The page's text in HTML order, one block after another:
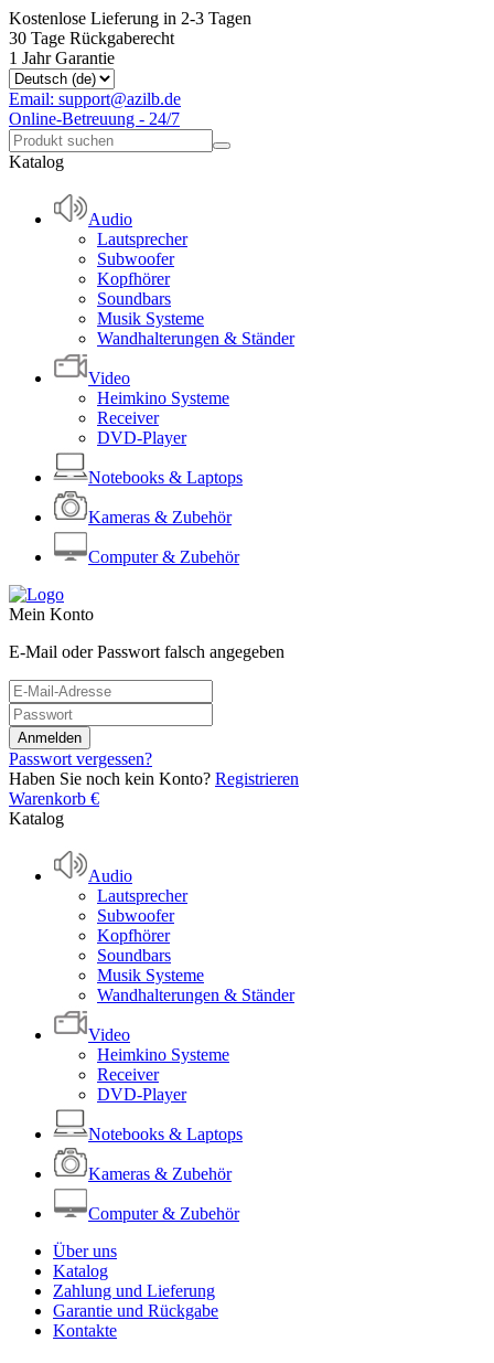
Kostenlose Lieferung in 2-3 Tagen
30 Tage Rückgaberecht
1 Jahr Garantie
Email: support@azilb.de
Online-Betreuung - 24/7
Katalog
Audio
Lautsprecher
Subwoofer
Kopfhörer
Soundbars
Musik Systeme
Wandhalterungen & Ständer
Video
Heimkino Systeme
Receiver
DVD-Player
Notebooks & Laptops
Kameras & Zubehör
Computer & Zubehör
Mein Konto
E-Mail oder Passwort falsch angegeben
Passwort vergessen?
Haben Sie noch kein Konto? Registrieren
Warenkorb €
Katalog
Audio
Lautsprecher
Subwoofer
Kopfhörer
Soundbars
Musik Systeme
Wandhalterungen & Ständer
Video
Heimkino Systeme
Receiver
DVD-Player
Notebooks & Laptops
Kameras & Zubehör
Computer & Zubehör
Über uns
Katalog
Zahlung und Lieferung
Garantie und Rückgabe
Kontakte